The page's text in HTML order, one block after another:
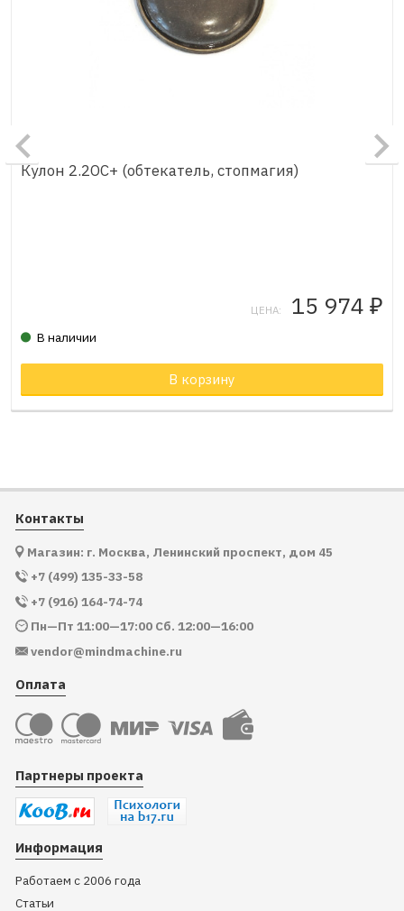
Товар в корзине
Кулон 2.2ОС+ (обтекатель, стопмагия)
ЦЕНА: 15 974 ₽
В наличии
В корзину
Контакты
Магазин: г. Москва, Ленинский проспект, дом 45
+7 (499) 135-33-58
+7 (916) 164-74-74
Пн—Пт 11:00—17:00 Сб. 12:00—16:00
vendor@mindmachine.ru
Оплата
Партнеры проекта
Информация
Работаем с 2006 года
Статьи